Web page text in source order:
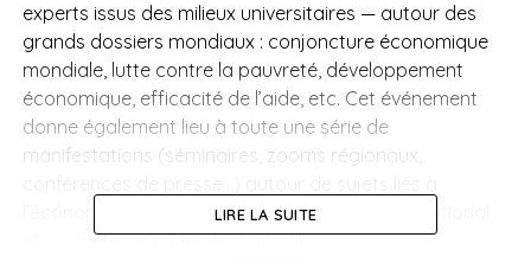
experts issus des milieux universitaires — autour des
grands dossiers mondiaux : conjoncture économique
mondiale, lutte contre la pauvreté, développement
économique, efficacité de l’aide, etc. Cet événement
donne également lieu à toute une série de
manifestations (séminaires, zooms régionaux,
l’économie mondiale, au développement international
et au système financier mondial.
LIRE LA SUITE